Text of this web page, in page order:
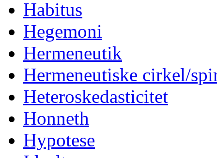
Habitus
Hegemoni
Hermeneutik
Hermeneutiske cirkel/
Heteroskedasticitet
Honneth
Hypotese